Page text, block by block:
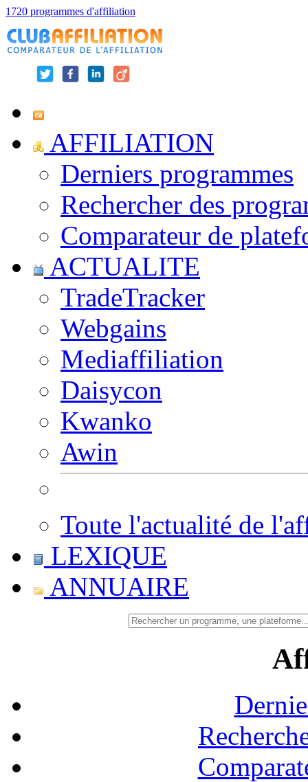
1720 programmes d'affiliation
AFFILIATION
Derniers programmes
Rechercher des
Comparateur de
ACTUALITE
TradeTracker
Webgains
Mediaffiliation
Daisycon
Kwanko
Awin
Toute l'actualité de
LEXIQUE
ANNUAIRE